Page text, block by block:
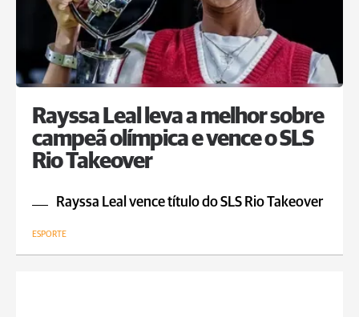
Rayssa Leal leva a melhor sobre
campeã olímpica e vence o SLS
Rio Takeover
Rayssa Leal vence título do SLS Rio Takeover
ESPORTE